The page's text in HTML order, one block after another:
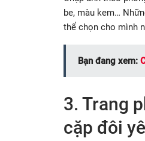
be, màu kem…
thể chọn cho mình
Bạn đang xem:
3. Trang
cặp đôi